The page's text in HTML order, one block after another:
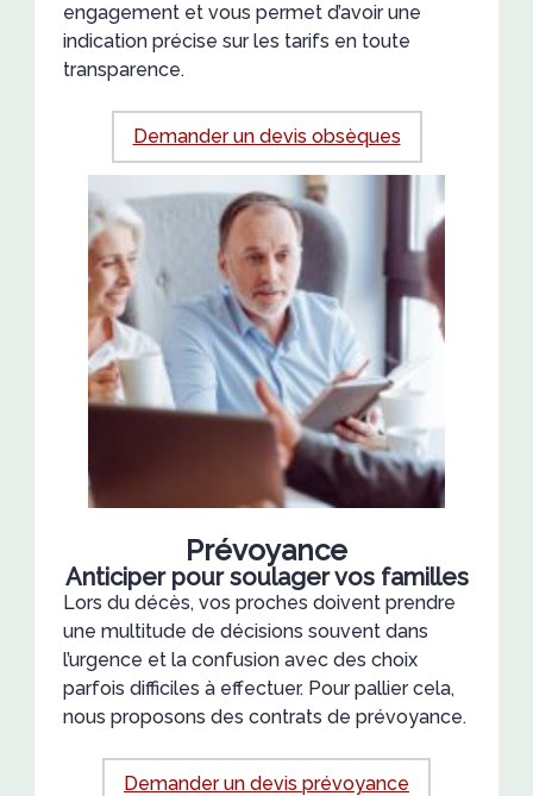
engagement et vous permet d’avoir une
indication précise sur les tarifs en toute
transparence.
Demander un devis obsèques
Prévoyance
Anticiper pour soulager vos familles
Lors du décès, vos proches doivent prendre
une multitude de décisions souvent dans
l’urgence et la confusion avec des choix
parfois difficiles à effectuer. Pour pallier cela,
nous proposons des contrats de prévoyance.
Demander un devis prévoyance